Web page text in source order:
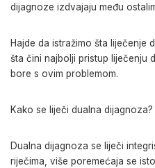
dijagnoze izdvajaju među
Hajde da istražimo šta liječenje
šta čini najbolji pristup liječenju
bore s ovim problemom.
Kako se liječi dualna dijagnoza?
Dualna dijagnoza se liječi
riječima, više poremećaja se